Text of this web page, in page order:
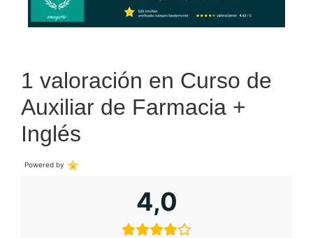
1 valoración en Curso de
Auxiliar de Farmacia +
Inglés
Powered by
4,0